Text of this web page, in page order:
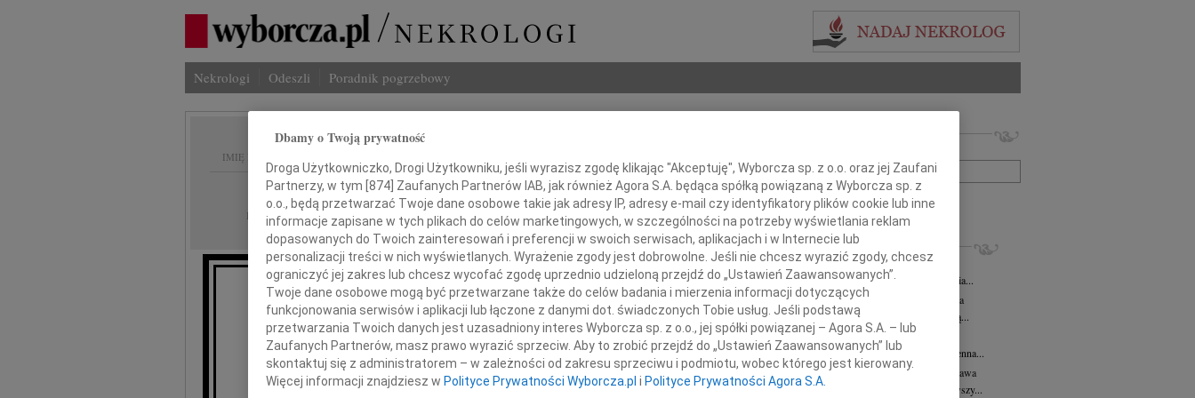
Nekrologi Odeszli Poradnik pogrzebowy
IMIĘ I NAZWISKO:
REGION: Warszawa
DATA EMISJI: 24.09.2009
Dr. n. med.
Wojciechowi Popowskiemu
+ szukanie zaawansowane
INNE NEKROLOGI
Asia Kułakowska 07.08.2026Warszawa
Asia Kułakowska 8 czerwca 1984 - 9 sierpnia...
Małgorzata Kościelska
Warszawa
Z żalem żegnam prof. Małgorzatę Kościelską...
Janusz Goetze 07.08.2026 Warszawa
Janusz Goetze adwokat 9 lat bez Ciebie Bożenna...
Wacława Stec-Myśliwska 07.08.2026
Warszawa
W dniu 4 sierpnia 2026 roku zmarła przeżywszy...
Dbamy o Twoją prywatność
Droga Użytkowniczko, Drogi Użytkowniku, jeśli wyrazisz zgodę klikając "Akceptuję", Wyborcza sp. z o.o. oraz jej Zaufani
Partnerzy, w tym [ 874 ] Zaufanych Partnerów IAB, jak również Agora S.A. będąca spółką powiązaną z Wyborcza sp. z
o.o., będą przetwarzać Twoje dane osobowe takie jak adresy IP, adresy e-mail czy identyfikatory plików cookie lub inne
informacje zapisane w tych plikach do celów marketingowych, w szczególności na potrzeby wyświetlania reklam
dopasowanych do Twoich zainteresowań i preferencji w swoich serwisach, aplikacjach i w Internecie lub
personalizacji treści w nich wyświetlanych. Wyrażenie zgody jest dobrowolne. Jeśli nie chcesz wyrazić zgody, chcesz
ograniczyć jej zakres lub chcesz wycofać zgodę uprzednio udzieloną przejdź do „Ustawień Zaawansowanych”.
Twoje dane osobowe mogą być przetwarzane także do celów badania i mierzenia informacji dotyczących
funkcjonowania serwisów i aplikacji lub łączone z danymi dot. świadczonych Tobie usług. Jeśli podstawą
przetwarzania Twoich danych jest uzasadniony interes Wyborcza sp. z o.o., jej spółki powiązanej – Agora S.A. – lub
Zaufanych Partnerów, masz prawo wyrazić sprzeciw. Aby to zrobić przejdź do „Ustawień Zaawansowanych” lub
skontaktuj się z administratorem – w zależności od zakresu sprzeciwu i podmiotu, wobec którego jest kierowany.
Więcej informacji znajdziesz w Polityce Prywatności Wyborcza.pl i Polityce Prywatności Agora S.A.